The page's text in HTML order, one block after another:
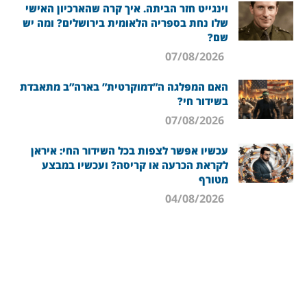
וינגייט חזר הביתה. איך קרה שהארכיון האישי
שלו נחת בספריה הלאומית בירושלים? ומה יש
שם?
האם המפלגה ה”דמוקרטית” בארה”ב מתאבדת
בשידור חי?
עכשיו אפשר לצפות בכל השידור החי: איראן
לקראת הכרעה או קריסה? ועכשיו במבצע
מטורף